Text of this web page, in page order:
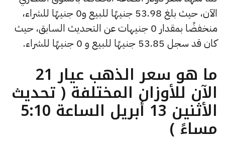
الآن، حيث بلغ 53.98 جنيهًا للبيع و0 جنيهًا للشراء،
منخفضًا بمقدار 0 جنيهات عن التحديث السابق، حيث
كان قد سجل 53.85 جنيهًا للبيع و 0 جنيهًا للشراء.
ما هو سعر الذهب عيار 21
الآن للأوزان المختلفة ( تحديث
الأثنين 13 أبريل الساعة 5:10
مساءً )